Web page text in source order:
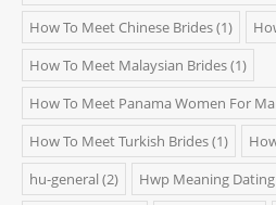
How To Meet Chinese Brides(1)
How To Meet Malaysian Brides(1)
How To Meet Panama Women For
How To Meet Turkish Brides(1)
hu-general (2) Hwp Meaning Dating